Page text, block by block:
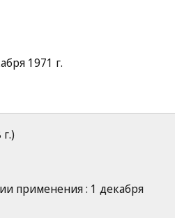
1971 г.
применения : 1 декабря